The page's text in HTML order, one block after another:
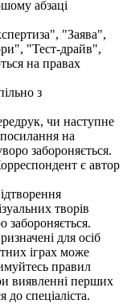
абзаці
"Заява",
"Тест-драйв",
на правах
з
чи наступне
на
забороняється.
є автор
творів
забороняється.
для осіб
іграх може
правил
виявленні перших
до спеціаліста.